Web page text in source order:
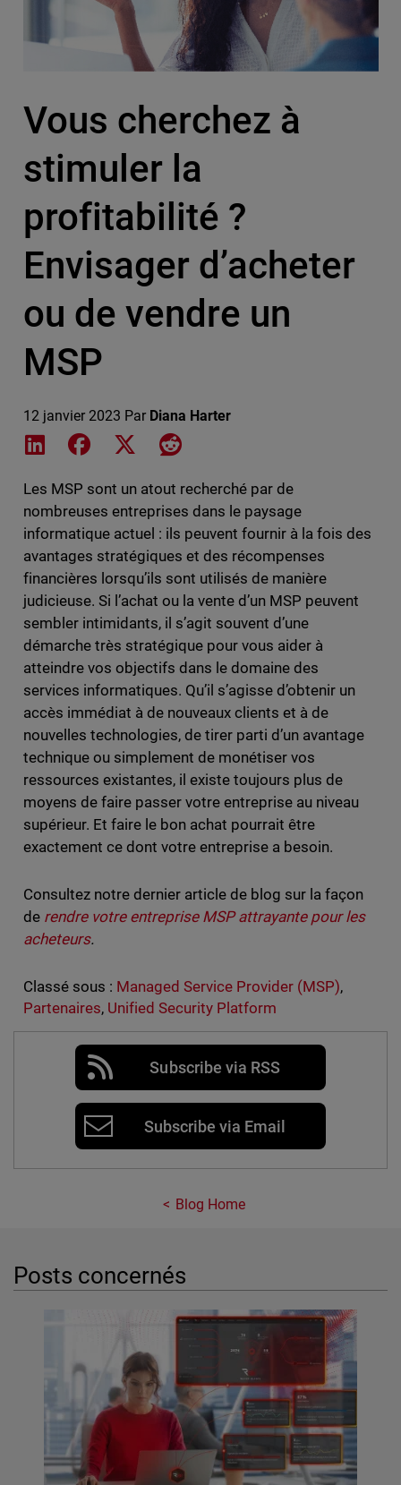
Vous cherchez à
stimuler la
profitabilité ?
Envisager d’acheter
ou de vendre un
MSP
12 janvier 2023 Par Diana Harter
Share on LinkedIn
Share on Facebook
Share on XShare on Reddit
Les MSP sont un atout recherché par de
nombreuses entreprises dans le paysage
informatique actuel : ils peuvent fournir à la fois des
avantages stratégiques et des récompenses
financières lorsqu’ils sont utilisés de manière
judicieuse. Si l’achat ou la vente d’un MSP peuvent
sembler intimidants, il s’agit souvent d’une
démarche très stratégique pour vous aider à
atteindre vos objectifs dans le domaine des
services informatiques. Qu’il s’agisse d’obtenir un
accès immédiat à de nouveaux clients et à de
nouvelles technologies, de tirer parti d’un avantage
technique ou simplement de monétiser vos
ressources existantes, il existe toujours plus de
moyens de faire passer votre entreprise au niveau
supérieur. Et faire le bon achat pourrait être
exactement ce dont votre entreprise a besoin.
Consultez notre dernier article de blog sur la façon
de rendre votre entreprise MSP attrayante pour les
acheteurs.
Classé sous : Managed Service Provider (MSP),
Partenaires, Unified Security Platform
Subscribe via RSS
Subscribe via Email
Blog Home
Posts concernés